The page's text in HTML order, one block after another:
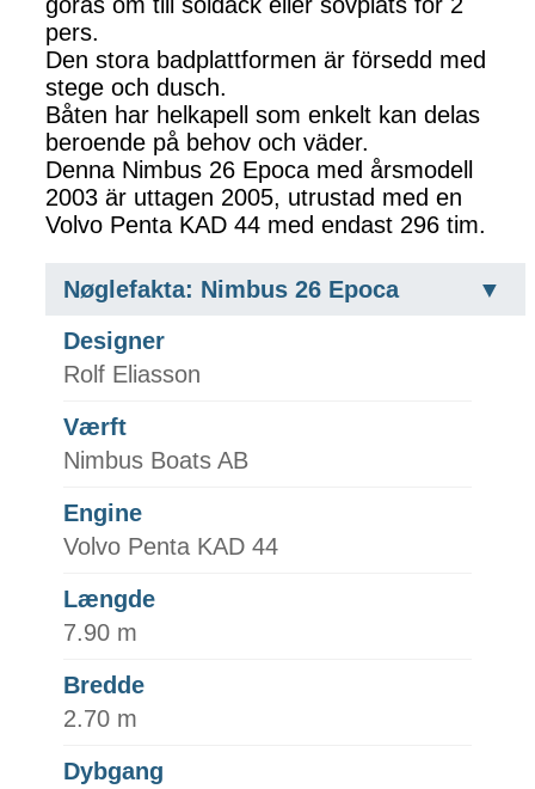
pers.
Den stora badplattformen är försedd med
stege och dusch.
Båten har helkapell som enkelt kan delas
beroende på behov och väder.
Denna Nimbus 26 Epoca med årsmodell
2003 är uttagen 2005, utrustad med en
Volvo Penta KAD 44 med endast 296 tim.
Nøglefakta: Nimbus 26 Epoca
Designer
Rolf Eliasson
Værft
Nimbus Boats AB
Engine
Volvo Penta KAD 44
Længde
7.90 m
Bredde
2.70 m
Dybgang